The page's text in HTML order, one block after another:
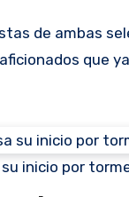
de ambas
que
inicio por